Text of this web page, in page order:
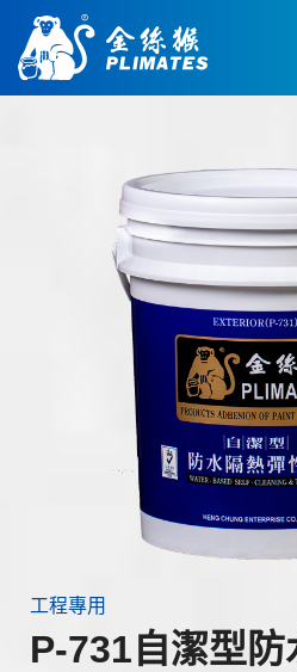
工程專用
P-731自潔型